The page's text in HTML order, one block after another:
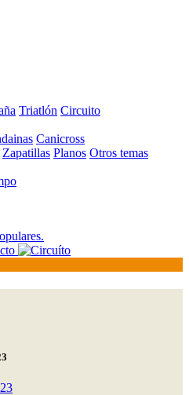
Triatlón Circuito
Canicross
Zapatillas Planos Otros temas